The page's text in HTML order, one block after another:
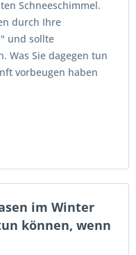
Schneeschimmel.
durch Ihre
und sollte
Was Sie dagegen tun
vorbeugen haben
im Winter
können, wenn